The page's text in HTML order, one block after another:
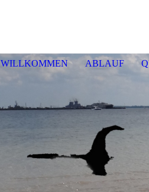
WILLKOMMEN ABLAUF